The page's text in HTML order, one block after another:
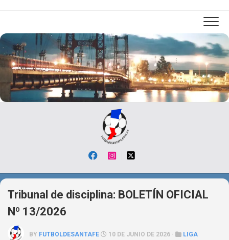
Tribunal de disciplina: BOLETÍN OFICIAL
Nº 13/2026
BY FUTBOLDESANTAFE 10 DE JUNIO DE 2026 ·
LIGA